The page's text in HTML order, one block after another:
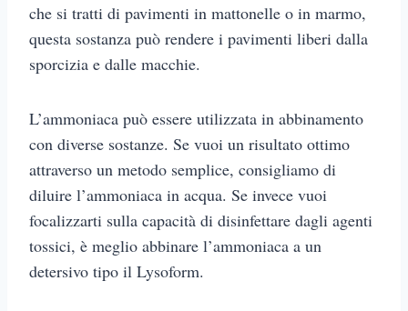
che si tratti di pavimenti in mattonelle o in marmo,
questa sostanza può rendere i pavimenti liberi dalla
sporcizia e dalle macchie.
L’ammoniaca può essere utilizzata in abbinamento
con diverse sostanze. Se vuoi un risultato ottimo
attraverso un metodo semplice, consigliamo di
diluire l’ammoniaca in acqua. Se invece vuoi
focalizzarti sulla capacità di disinfettare dagli agenti
tossici, è meglio abbinare l’ammoniaca a un
detersivo tipo il Lysoform.